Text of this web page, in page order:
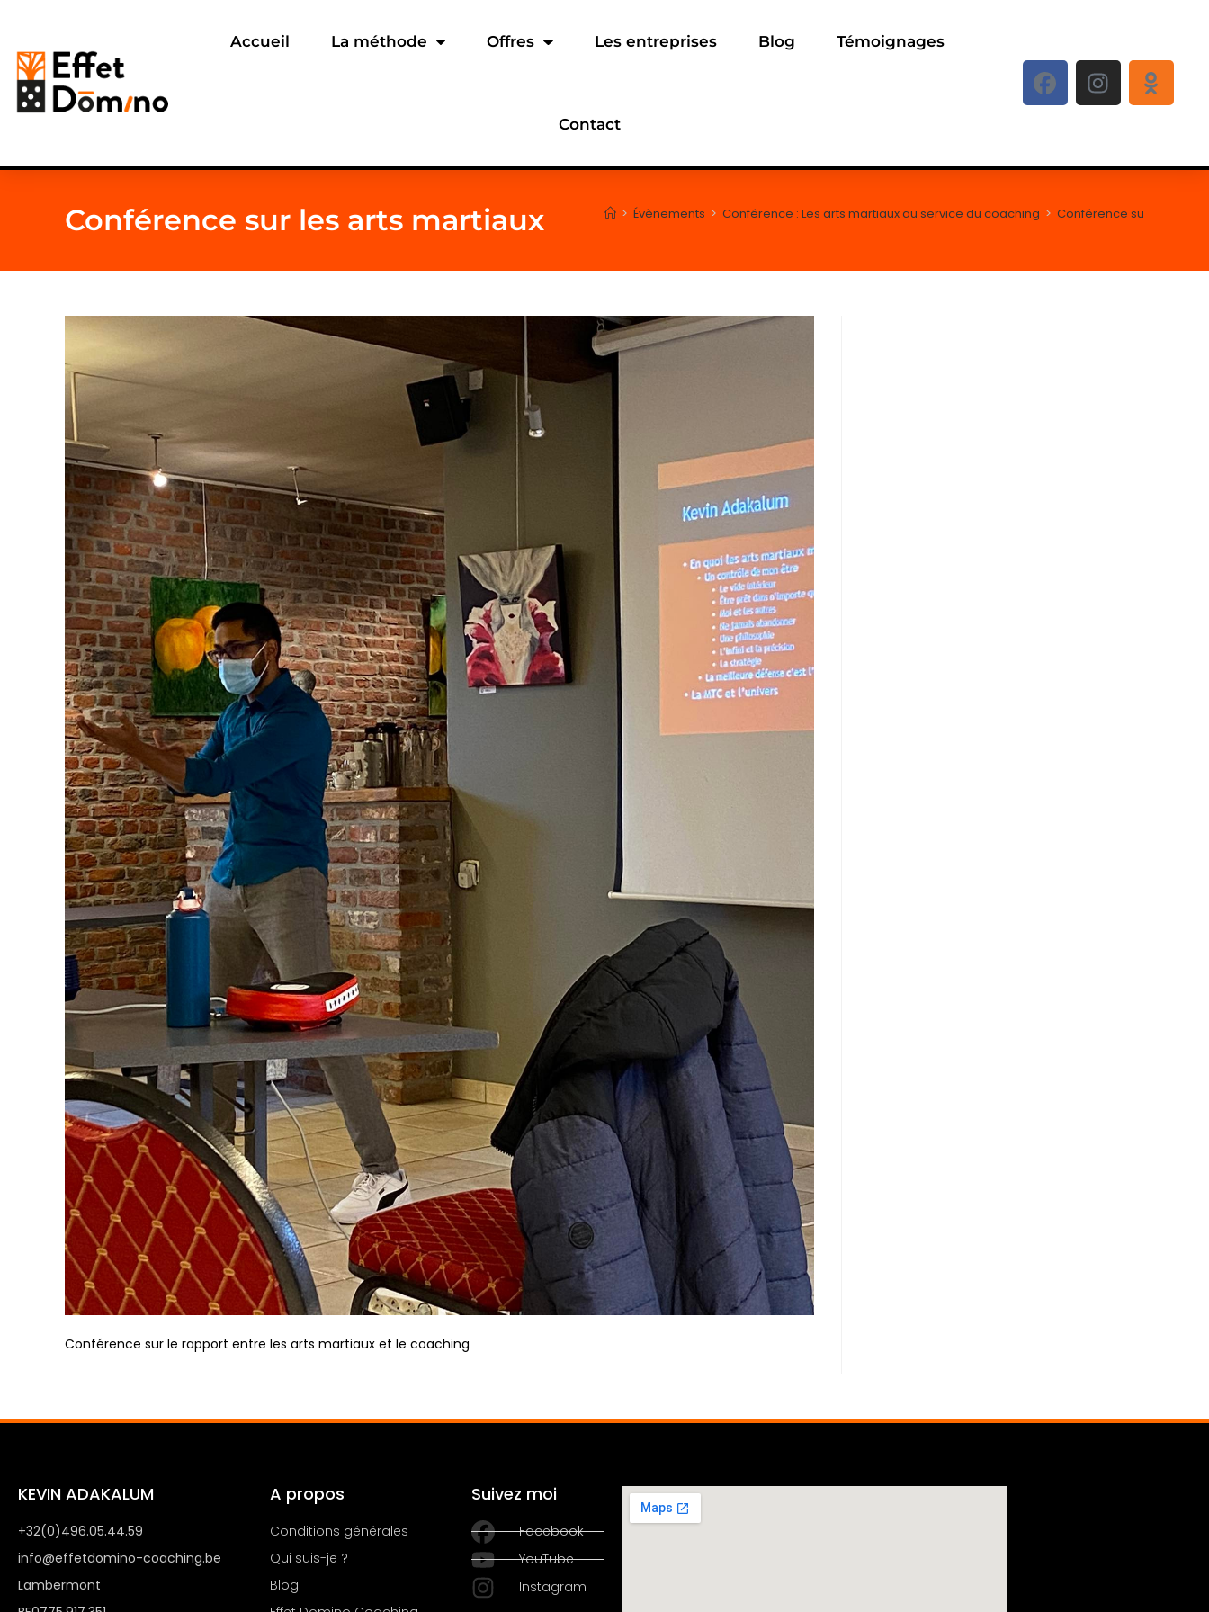
Accueil La méthode Offres Les entreprises Blog Témoignages
Contact
Conférence sur les arts martiaux > Évènements > Conférence : Les arts martiaux au service du coaching > Conférence sur les arts
Conférence sur le rapport entre les arts martiaux et le coaching
KEVIN ADAKALUM
+32(0)496.05.44.59
info@effetdomino-coaching.be
Lambermont
A propos
Conditions générales
Qui suis-je ?
Blog
Suivez moi
Facebook
YouTube
Instagram